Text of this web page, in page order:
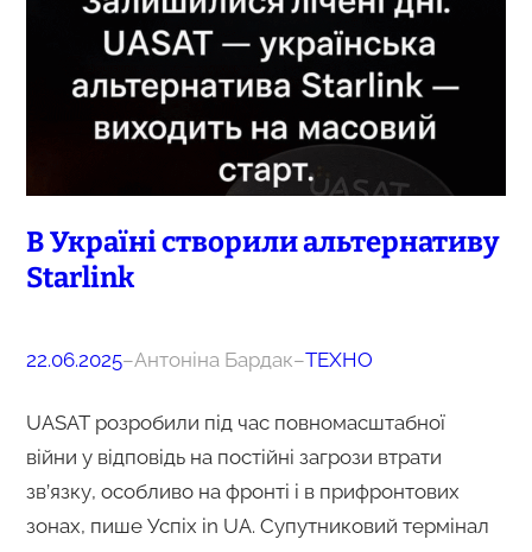
В Україні створили альтернативу
Starlink
22.06.2025–Антоніна Бардак–ТЕХНО
UASAT розробили під час повномасштабної
війни у відповідь на постійні загрози втрати
зв’язку, особливо на фронті і в прифронтових
зонах, пише Успіх in UA. Супутниковий термінал